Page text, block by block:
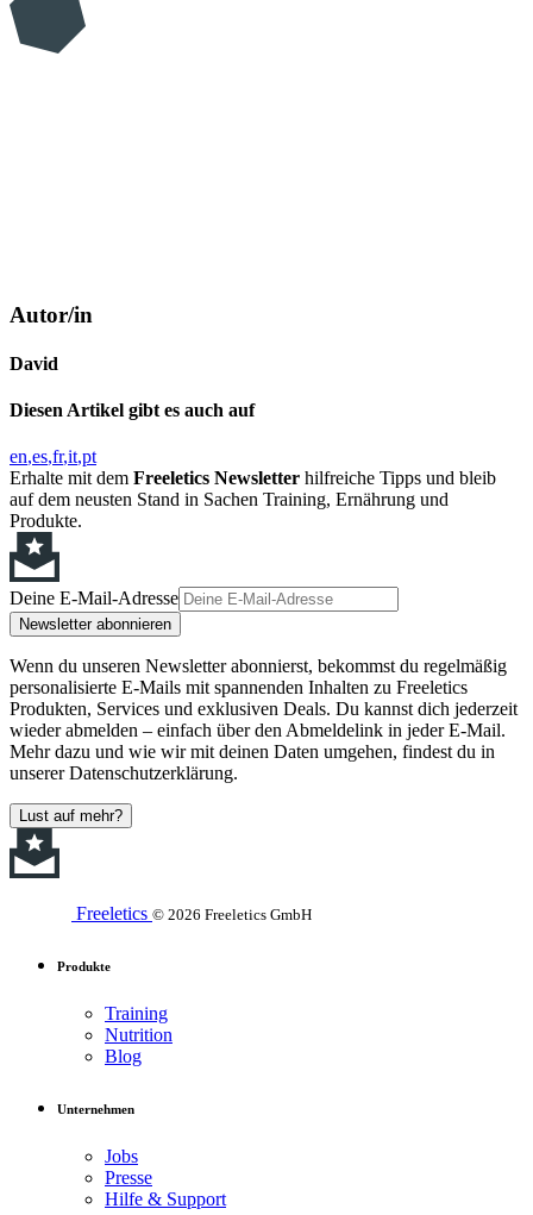
Autor/in
David
Diesen Artikel gibt es auch auf
en es fr it pt
Erhalte mit dem Freeletics Newsletter hilfreiche Tipps und bleib
auf dem neusten Stand in Sachen Training, Ernährung und
Produkte.
Deine E-Mail-Adresse
Newsletter abonnieren
Wenn du unseren Newsletter abonnierst, bekommst du regelmäßig
personalisierte E-Mails mit spannenden Inhalten zu Freeletics
Produkten, Services und exklusiven Deals. Du kannst dich jederzeit
wieder abmelden – einfach über den Abmeldelink in jeder E-Mail.
Mehr dazu und wie wir mit deinen Daten umgehen, findest du in
unserer Datenschutzerklärung.
Lust auf mehr?
Freeletics © 2026 Freeletics GmbH
Produkte
Training
Nutrition
Blog
Unternehmen
Jobs
Presse
Hilfe & Support